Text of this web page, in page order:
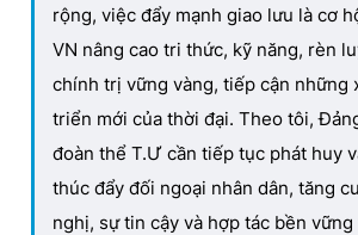
rộng, việc đẩy mạnh giao lưu là cơ
VN nâng cao tri thức, kỹ năng, rèn
chính trị vững vàng, tiếp cận những
triển mới của thời đại. Theo tôi,
đoàn thể T.Ư cần tiếp tục phát huy
thúc đẩy đối ngoại nhân dân, tăng
nghị, sự tin cậy và hợp tác bền